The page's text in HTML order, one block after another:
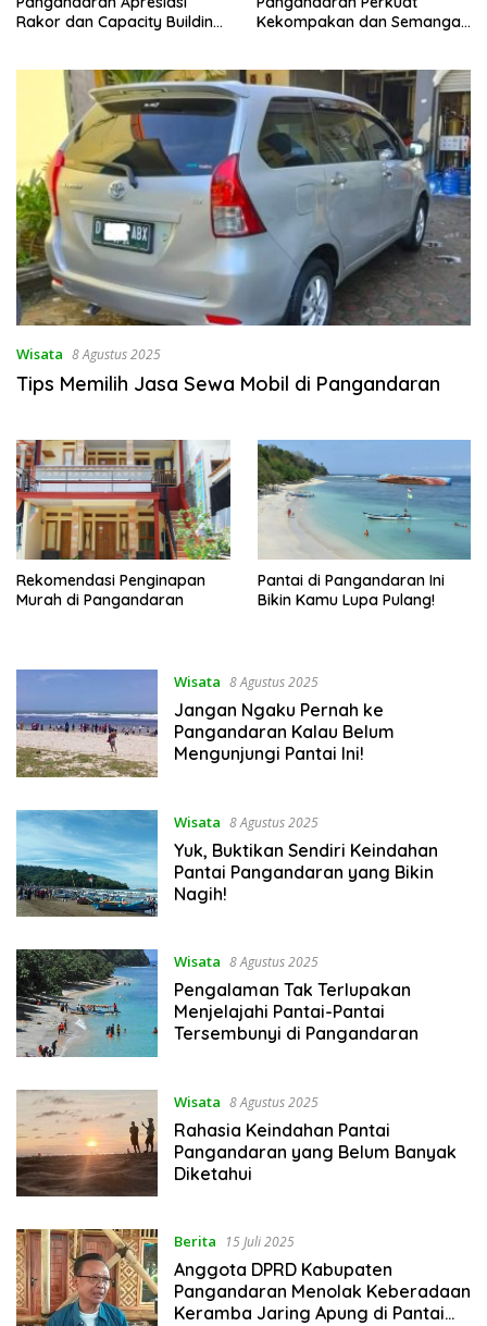
Rakor dan Capacity Building
Antar Lini
Kekompakan dan Semangat
Wisata 8 Agustus 2025
Tips Memilih Jasa Sewa Mobil di Pangandaran
Rekomendasi Penginapan
Murah di Pangandaran
Pantai di Pangandaran Ini
Bikin Kamu Lupa Pulang!
Wisata 8 Agustus 2025
Jangan Ngaku Pernah ke
Pangandaran Kalau Belum
Mengunjungi Pantai Ini!
Wisata 8 Agustus 2025
Yuk, Buktikan Sendiri Keindahan
Pantai Pangandaran yang Bikin
Nagih!
Wisata 8 Agustus 2025
Pengalaman Tak Terlupakan
Menjelajahi Pantai-Pantai
Tersembunyi di Pangandaran
Wisata 8 Agustus 2025
Rahasia Keindahan Pantai
Pangandaran yang Belum Banyak
Diketahui
Berita 15 Juli 2025
Anggota DPRD Kabupaten
Pangandaran Menolak Keberadaan
Keramba Jaring Apung di Pantai